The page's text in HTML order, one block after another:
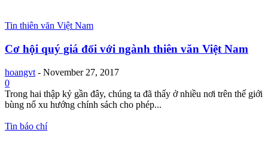
Tin thiên văn Việt Nam
Cơ hội quý giá đối với ngành thiên văn Việt Nam
hoangvt - November 27, 2017
0
Trong hai thập kỷ gần đây, chúng ta đã thấy ở nhiều nơi trên thế giới
bùng nổ xu hướng chính sách cho phép...
Tin báo chí